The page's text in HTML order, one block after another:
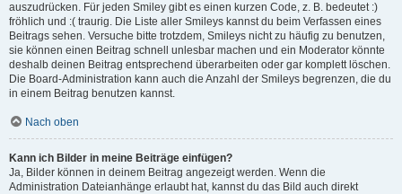
auszudrücken. Für jeden Smiley gibt es einen kurzen Code, z. B. bedeutet :)
fröhlich und :( traurig. Die Liste aller Smileys kannst du beim Verfassen eines
Beitrags sehen. Versuche bitte trotzdem, Smileys nicht zu häufig zu benutzen,
sie können einen Beitrag schnell unlesbar machen und ein Moderator könnte
deshalb deinen Beitrag entsprechend überarbeiten oder gar komplett löschen.
Die Board-Administration kann auch die Anzahl der Smileys begrenzen, die du
in einem Beitrag benutzen kannst.
Nach oben
Kann ich Bilder in meine Beiträge einfügen?
Ja, Bilder können in deinem Beitrag angezeigt werden. Wenn die
Administration Dateianhänge erlaubt hat, kannst du das Bild auch direkt